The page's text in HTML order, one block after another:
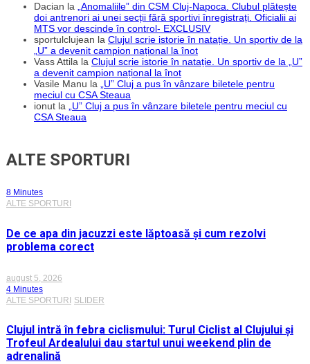
Dacian la „Anomaliile” din CSM Cluj-Napoca. Clubul plătește
doi antrenori ai unei secții fără sportivi înregistrați. Oficialii ai
MTS vor descinde în control- EXCLUSIV
sportulclujean la Clujul scrie istorie în natație. Un sportiv de la
„U” a devenit campion național la înot
Vass Attila la Clujul scrie istorie în natație. Un sportiv de la „U”
a devenit campion național la înot
Vasile Manu la „U” Cluj a pus în vânzare biletele pentru
meciul cu CSA Steaua
ionut la „U” Cluj a pus în vânzare biletele pentru meciul cu
CSA Steaua
ALTE SPORTURI
8 Minutes
ALTE SPORTURI
De ce apa din jacuzzi este lăptoasă și cum rezolvi
problema corect
august 5, 2026
4 Minutes
ALTE SPORTURI SLIDER
Clujul intră în febra ciclismului: Turul Ciclist al Clujului și
Trofeul Ardealului dau startul unui weekend plin de
adrenalină